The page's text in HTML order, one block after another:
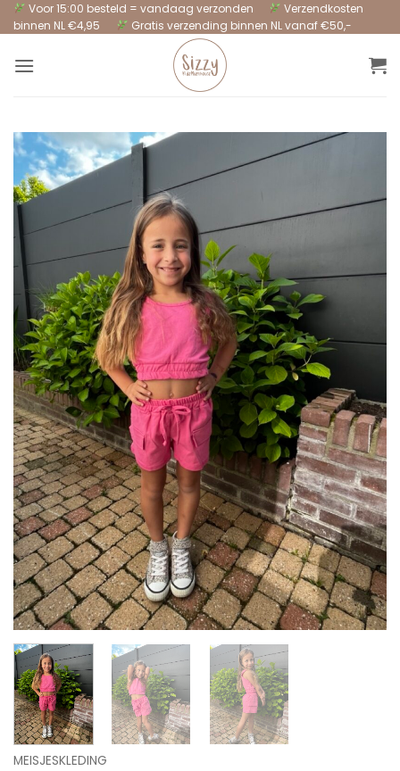
Ga
naar
inhoud
Voor 15:00 besteld = vandaag verzonden
Verzendkosten
binnen NL €4,95
Gratis verzending binnen NL vanaf €50,-
MEISJESKLEDING